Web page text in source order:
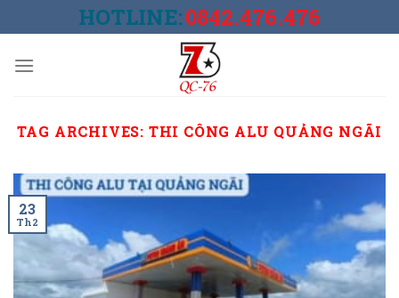
to
HOTLINE:0842.476.476
TAG ARCHIVES: THI CÔNG ALU QUẢNG NGÃI
23
Th2